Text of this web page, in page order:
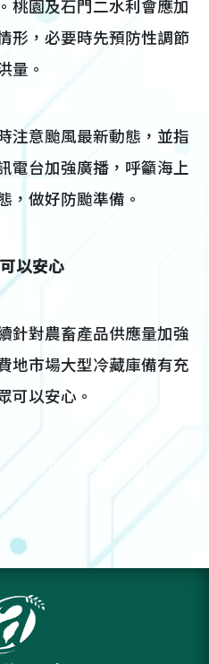
桃園及石門二水利會應加
形，必要時先預防性調節
量。
注意颱風最新動態，並指
電台加強廣播，呼籲海上
，做好防颱準備。
以安心
對農畜產品供應量加強
地市場大型冷藏庫備有充
可以安心。
101-08-06:2,217